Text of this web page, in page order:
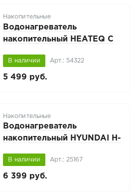
Накопительные
Водонагреватель
накопительный HEATEQ C
5 499 руб.
В наличии Арт.: 54322
Накопительные
Водонагреватель
накопительный HYUNDAI H-
6 399 руб.
В наличии Арт.: 25167